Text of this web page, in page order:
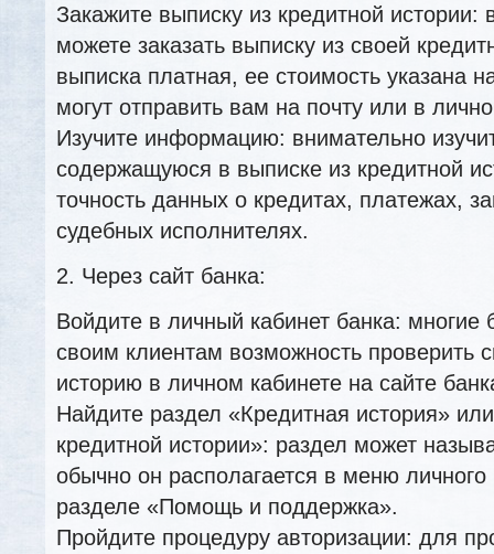
Закажите выписку из кредитной истории:
можете заказать выписку из своей
выписка платная, ее стоимость указана
могут отправить вам на почту или в
Изучите информацию: внимательно
содержащуюся в выписке из кредитной
точность данных о кредитах, платежах,
судебных исполнителях.
2. Через сайт банка:
Войдите в личный кабинет банка: многие
своим клиентам возможность проверить
историю в личном кабинете на сайте
Найдите раздел «Кредитная история»
кредитной истории»: раздел может
обычно он располагается в меню личного
разделе «Помощь и поддержка».
Пройдите процедуру авторизации: для